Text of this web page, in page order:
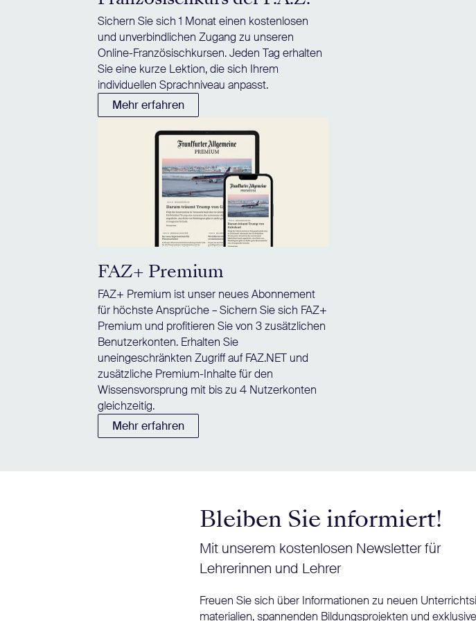
Sichern Sie sich 1 Monat einen kostenlosen
und unverbindlichen Zugang zu unseren
Online-Französischkursen. Jeden Tag erhalten
Sie eine kurze Lektion, die sich Ihrem
individuellen Sprachniveau anpasst.
Mehr erfahren
FAZ+ Premium
FAZ+ Premium ist unser neues Abonnement
für höchste Ansprüche – Sichern Sie sich FAZ+
Premium und profitieren Sie von 3 zusätzlichen
Benutzerkonten. Erhalten Sie
uneingeschränkten Zugriff auf FAZ.NET und
zusätzliche Premium-Inhalte für den
Wissensvorsprung mit bis zu 4 Nutzerkonten
gleichzeitig.
Mehr erfahren
Bleiben Sie informiert!
Mit unserem kostenlosen Newsletter für
Lehrerinnen und Lehrer
Freuen Sie sich über Informationen zu neuen
materialien, spannenden Bildungsprojekten und